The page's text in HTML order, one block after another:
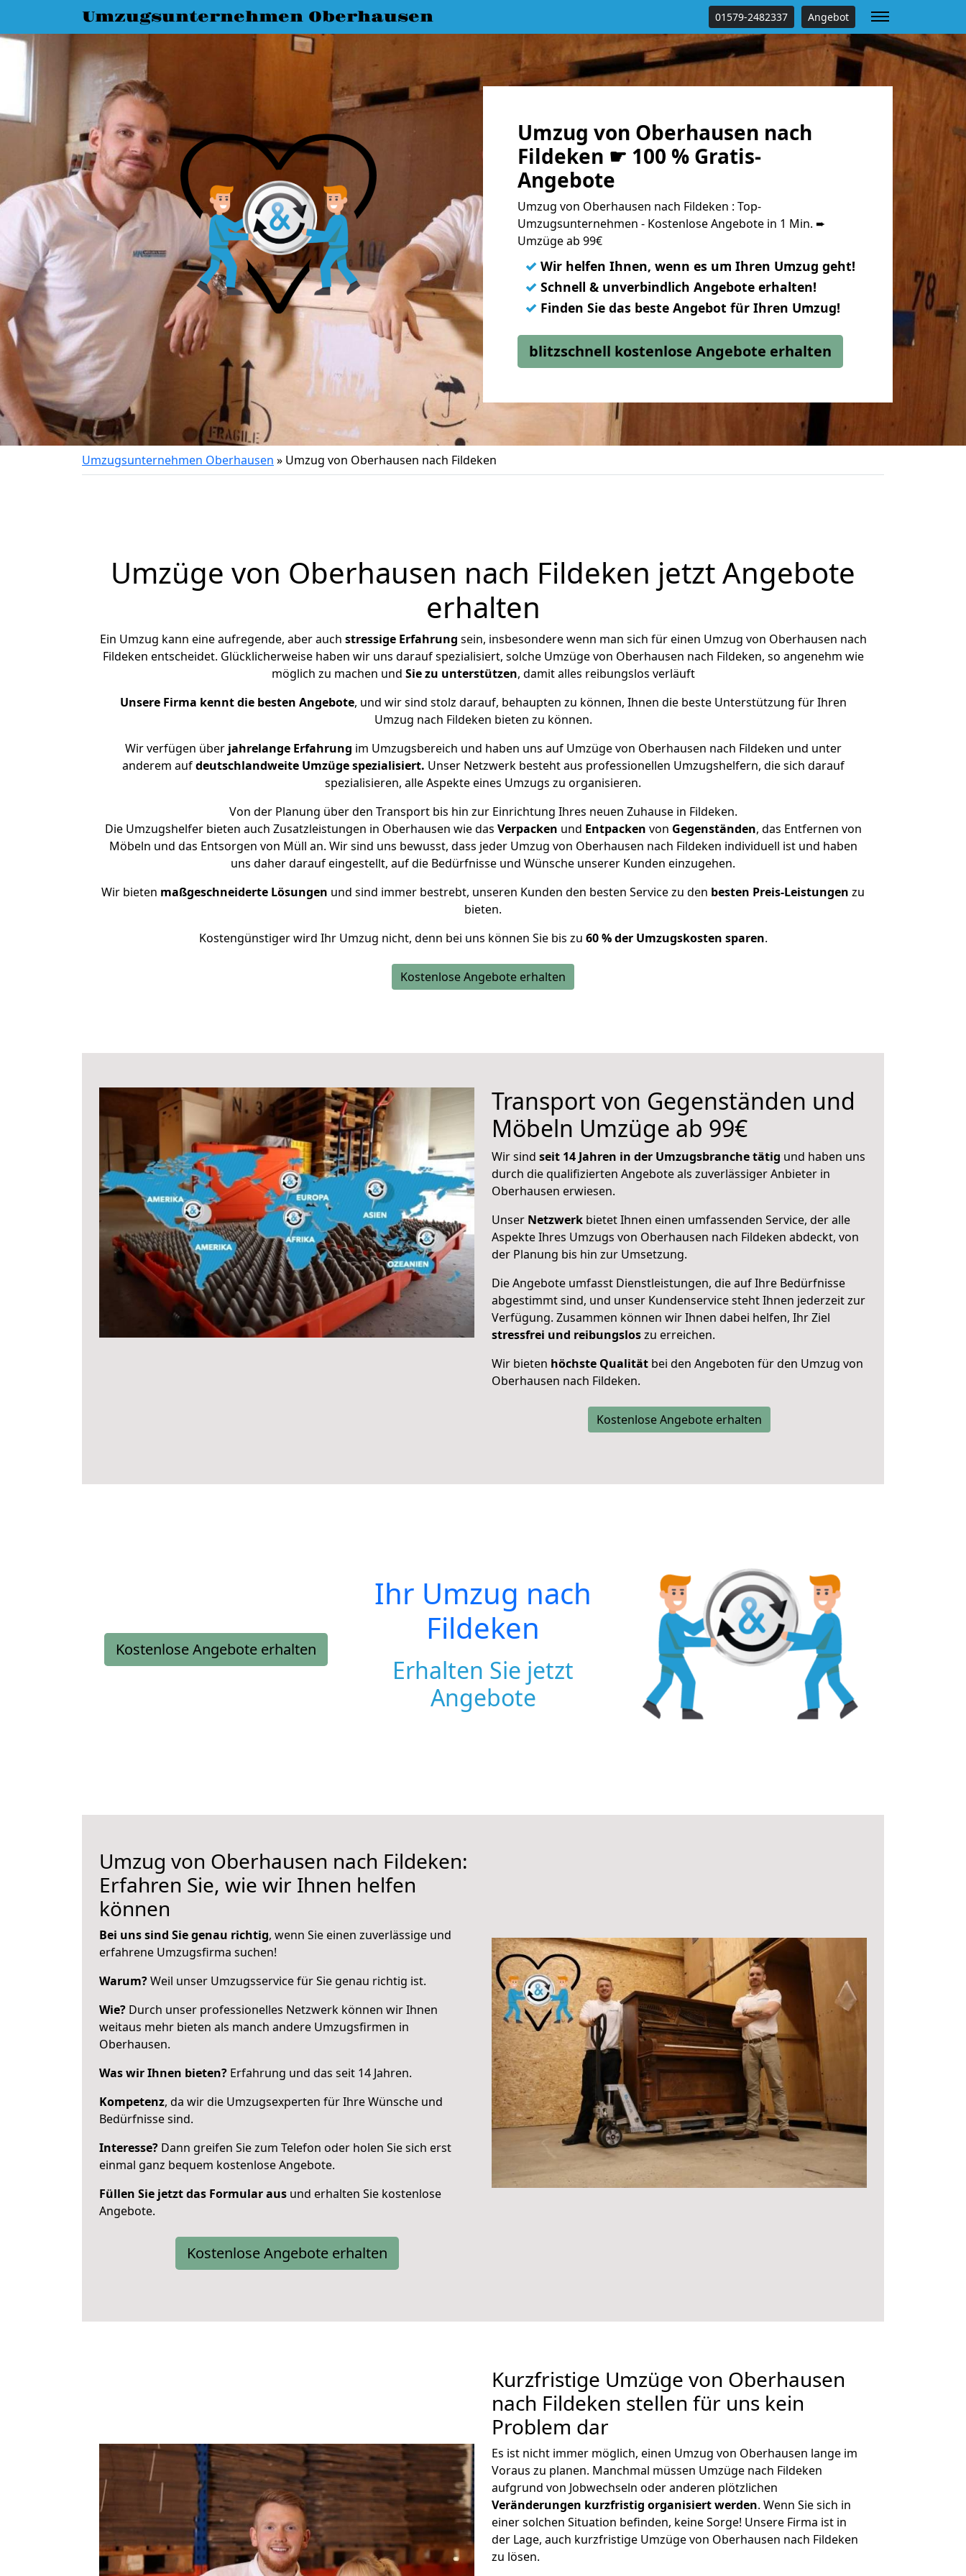
Umzugsunternehmen Oberhausen 01579-2482337 Angebot
Umzug von Oberhausen nach
Fildeken ☛ 100 % Gratis-
Angebote
Umzug von Oberhausen nach Fildeken : Top-
Umzugsunternehmen - Kostenlose Angebote in 1 Min. ➨
Umzüge ab 99€
✓ Wir helfen Ihnen, wenn es um Ihren Umzug geht!
✓ Schnell & unverbindlich Angebote erhalten!
✓ Finden Sie das beste Angebot für Ihren Umzug!
blitzschnell kostenlose Angebote erhalten
Umzugsunternehmen Oberhausen » Umzug von Oberhausen nach Fildeken
Umzüge von Oberhausen nach Fildeken jetzt Angebote
erhalten
Ein Umzug kann eine aufregende, aber auch stressige Erfahrung sein, insbesondere wenn man sich für einen Umzug von Oberhausen nach
Fildeken entscheidet. Glücklicherweise haben wir uns darauf spezialisiert, solche Umzüge von Oberhausen nach Fildeken, so angenehm wie
möglich zu machen und Sie zu unterstützen, damit alles reibungslos verläuft
Unsere Firma kennt die besten Angebote, und wir sind stolz darauf, behaupten zu können, Ihnen die beste Unterstützung für Ihren
Umzug nach Fildeken bieten zu können.
Wir verfügen überjahrelange Erfahrung im Umzugsbereich und haben uns auf Umzüge von Oberhausen nach Fildeken und unter
anderem aufdeutschlandweite Umzüge spezialisiert. Unser Netzwerk besteht aus professionellen Umzugshelfern, die sich darauf
spezialisieren, alle Aspekte eines Umzugs zu organisieren.
Von der Planung über den Transport bis hin zur Einrichtung Ihres neuen Zuhause in Fildeken.
Die Umzugshelfer bieten auch Zusatzleistungen in Oberhausen wie das Verpacken und Entpacken von Gegenständen, das Entfernen von
Möbeln und das Entsorgen von Müll an. Wir sind uns bewusst, dass jeder Umzug von Oberhausen nach Fildeken individuell ist und haben
uns daher darauf eingestellt, auf die Bedürfnisse und Wünsche unserer Kunden einzugehen.
Wir bieten maßgeschneiderte Lösungen und sind immer bestrebt, unseren Kunden den besten Service zu den besten Preis-Leistungen zu
bieten.
Kostengünstiger wird Ihr Umzug nicht, denn bei uns können Sie bis zu 60 % der Umzugskosten sparen.
Kostenlose Angebote erhalten
Transport von Gegenständen und
Möbeln Umzüge ab 99€
Wir sind seit 14 Jahren in der Umzugsbranche tätig und haben uns
durch die qualifizierten Angebote als zuverlässiger Anbieter in
Oberhausen erwiesen.
Unser Netzwerk bietet Ihnen einen umfassenden Service, der alle
Aspekte Ihres Umzugs von Oberhausen nach Fildeken abdeckt, von
der Planung bis hin zur Umsetzung.
Die Angebote umfasst Dienstleistungen, die auf Ihre Bedürfnisse
abgestimmt sind, und unser Kundenservice steht Ihnen jederzeit zur
Verfügung. Zusammen können wir Ihnen dabei helfen, Ihr Ziel
stressfrei und reibungsloszu erreichen.
Wir bieten höchste Qualität bei den Angeboten für den Umzug von
Oberhausen nach Fildeken.
Kostenlose Angebote erhalten
Kostenlose Angebote erhalten
Ihr Umzug nach
Fildeken
Erhalten Sie jetzt
Angebote
Umzug von Oberhausen nach Fildeken:
Erfahren Sie, wie wir Ihnen helfen
können
Bei uns sind Sie genau richtig, wenn Sie einen zuverlässige und
erfahrene Umzugsfirma suchen!
Warum?Weil unser Umzugsservice für Sie genau richtig ist.
Wie? Durch unser professionelles Netzwerk können wir Ihnen
weitaus mehr bieten als manch andere Umzugsfirmen in
Oberhausen.
Was wir Ihnen bieten? Erfahrung und das seit 14 Jahren.
Kompetenz, da wir die Umzugsexperten für Ihre Wünsche und
Bedürfnisse sind.
Interesse? Dann greifen Sie zum Telefon oder holen Sie sich erst
einmal ganz bequem kostenlose Angebote.
Füllen Sie jetzt das Formular aus und erhalten Sie kostenlose
Angebote.
Kostenlose Angebote erhalten
Kurzfristige Umzüge von Oberhausen
nach Fildeken stellen für uns kein
Problem dar
Es ist nicht immer möglich, einen Umzug von Oberhausen lange im
Voraus zu planen. Manchmal müssen Umzüge nach Fildeken
aufgrund von Jobwechseln oder anderen plötzlichen
Veränderungen kurzfristig organisiert werden. Wenn Sie sich in
einer solchen Situation befinden, keine Sorge! Unsere Firma ist in
der Lage, auch kurzfristige Umzüge von Oberhausen nach Fildeken
zu lösen.